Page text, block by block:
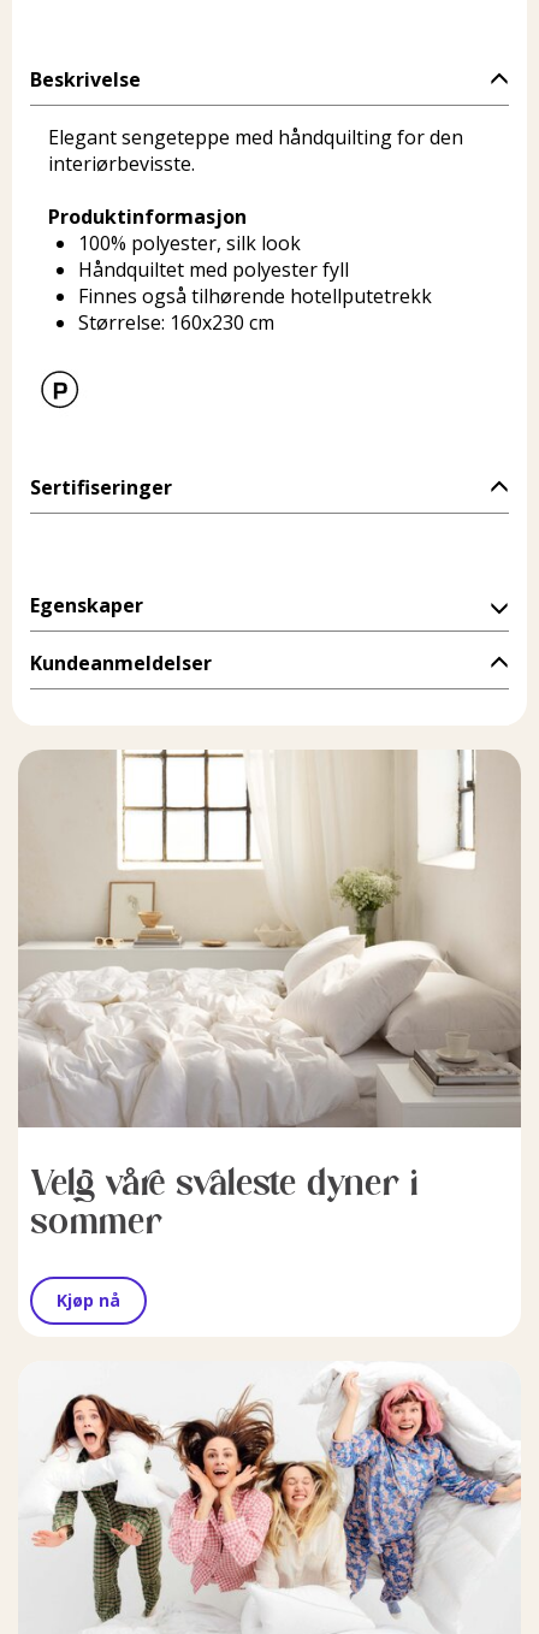
Beskrivelse
Elegant sengeteppe med håndquilting for den
interiørbevisste.
Produktinformasjon
100% polyester, silk look
Håndquiltet med polyester fyll
Finnes også tilhørende hotellputetrekk
Størrelse: 160x230 cm
Sertifiseringer
Egenskaper
Kundeanmeldelser
Velg våre svaleste dyner i
sommer
Kjøp nå